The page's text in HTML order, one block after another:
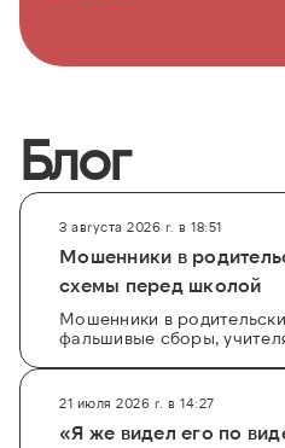
Блог
3 августа 2026 г. в 18:51
Мошенники в
схемы перед школой
Мошенники в
фальшивые сборы,
21 июля 2026 г. в 14:27
«Я же видел его по